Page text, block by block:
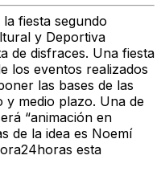
fiesta segundo
y Deportiva
de disfraces. Una fiesta
los eventos realizados
las bases de las
y medio plazo. Una de
“animación en
de la idea es Noemí
esta